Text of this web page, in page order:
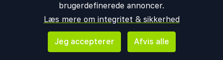
sistaminuten.se | afbudsrejser.dk | äkkilähdöt.fi
napsu.fi destination.se dinreise.no | storbyferie.no
brugerdefinerede annoncer.
Læs mere om integritet & sikkerhed
Jeg accepterer Afvis alle